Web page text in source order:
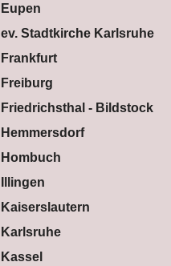
Eupen
ev. Stadtkirche Karlsruhe
Frankfurt
Freiburg
Friedrichsthal - Bildstock
Hemmersdorf
Hombuch
Illingen
Kaiserslautern
Karlsruhe
Kassel